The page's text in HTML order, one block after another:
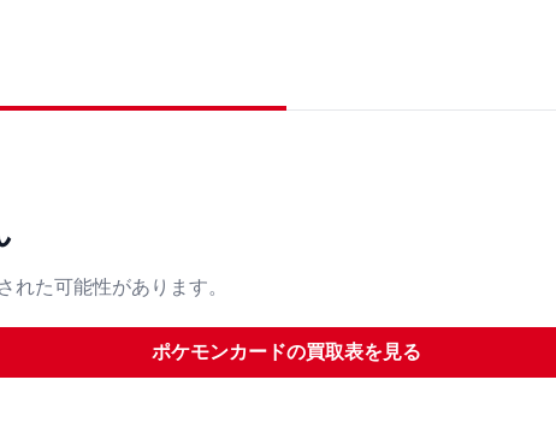
た可能性があります。
ポケモンカードの買取表を見る